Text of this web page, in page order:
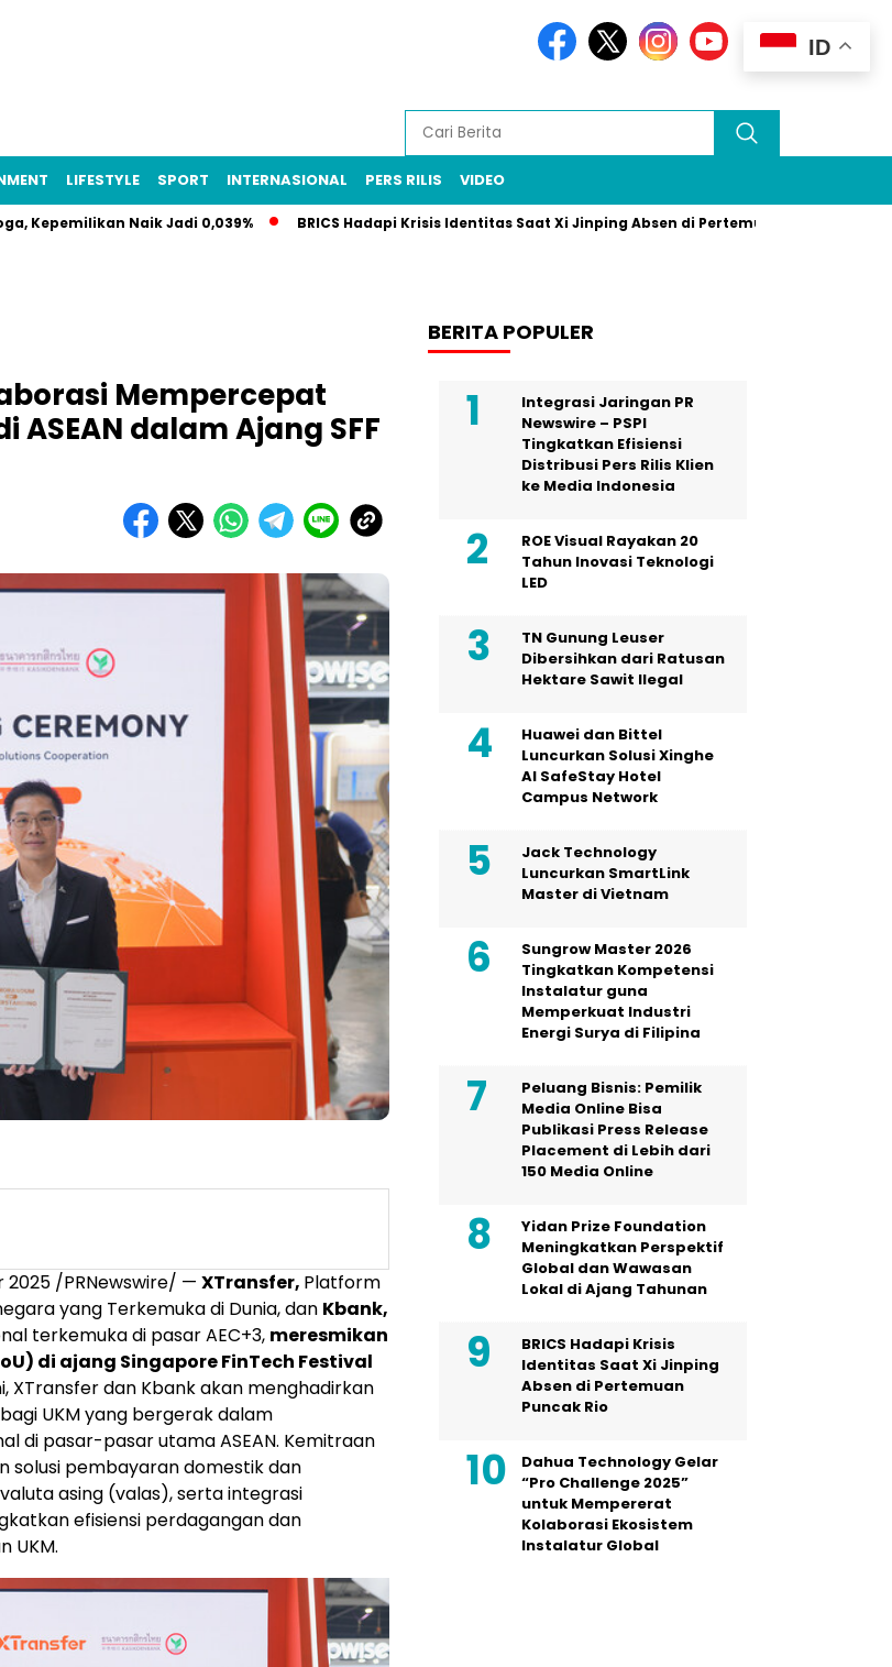
LIFESTYLE SPORT INTERNASIONAL PERS RILIS VIDEO
Naik Jadi 0,039% BRICS Hadapi Krisis Identitas Saat Xi Jinping Absen di Pertemuan Puncak Rio
Mempercepat
dalam Ajang SFF
2025 /PRNewswire/ — XTransfer, Platform
yang Terkemuka di Dunia, dan Kbank,
terkemuka di pasar AEC+3, meresmikan
di ajang Singapore FinTech Festival
XTransfer dan Kbank akan menghadirkan
UKM yang bergerak dalam
di pasar-pasar utama ASEAN. Kemitraan
solusi pembayaran domestik dan
asing (valas), serta integrasi
efisiensi perdagangan dan
UKM.
BERITA POPULER
Integrasi Jaringan PR
Newswire – PSPI
Tingkatkan Efisiensi
Distribusi Pers Rilis Klien
ke Media Indonesia
ROE Visual Rayakan 20
Tahun Inovasi Teknologi
LED
TN Gunung Leuser
Dibersihkan dari Ratusan
Hektare Sawit Ilegal
Huawei dan Bittel
Luncurkan Solusi Xinghe
Al SafeStay Hotel
Campus Network
Jack Technology
Luncurkan SmartLink
Master di Vietnam
Sungrow Master 2026
Tingkatkan Kompetensi
Instalatur guna
Memperkuat Industri
Energi Surya di Filipina
Peluang Bisnis: Pemilik
Media Online Bisa
Publikasi Press Release
Placement di Lebih dari
150 Media Online
Yidan Prize Foundation
Meningkatkan Perspektif
Global dan Wawasan
Lokal di Ajang Tahunan
BRICS Hadapi Krisis
Identitas Saat Xi Jinping
Absen di Pertemuan
Puncak Rio
Dahua Technology Gelar
“Pro Challenge 2025”
untuk Mempererat
Kolaborasi Ekosistem
Instalatur Global
ID